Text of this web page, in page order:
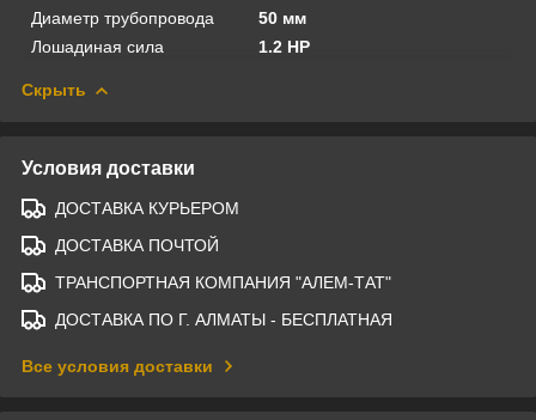
Диаметр трубопровода
50 мм
Лошадиная сила
1.2 HP
Скрыть
Условия доставки
ДОСТАВКА КУРЬЕРОМ
ДОСТАВКА ПОЧТОЙ
ТРАНСПОРТНАЯ КОМПАНИЯ "АЛЕМ-ТАТ"
ДОСТАВКА ПО Г. АЛМАТЫ - БЕСПЛАТНАЯ
Все условия доставки